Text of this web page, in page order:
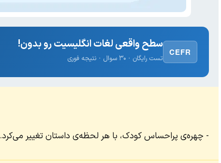
CEFR
سطح واقعی لغات انگلیسیت رو بدون!
تست رایگان · ۳۰ سوال · نتیجه فوری
چهره‌ی پر‌احساس کودک، با هر لحظه‌ی داستان تغییر می‌کرد.